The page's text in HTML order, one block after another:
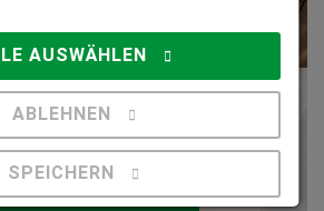
Infomaterial
HEIM & HAUS an.
anfordern
AUSWÄHLEN
ABLEHNEN
SPEICHERN